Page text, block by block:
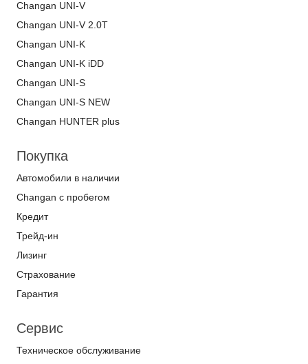
Changan UNI-V
Changan UNI-V 2.0T
Changan UNI-K
Changan UNI-K iDD
Changan UNI-S
Changan UNI-S NEW
Changan HUNTER plus
Покупка
Автомобили в наличии
Changan с пробегом
Кредит
Трейд-ин
Лизинг
Страхование
Гарантия
Сервис
Техническое обслуживание